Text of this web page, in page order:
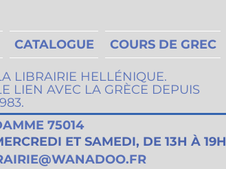
CATALOGUE COURS DE GREC
LIBRAIRIE HELLÉNIQUE.
LIEN AVEC LA GRÈCE DEPUIS
75014
ET SAMEDI, DE 13H À 19H